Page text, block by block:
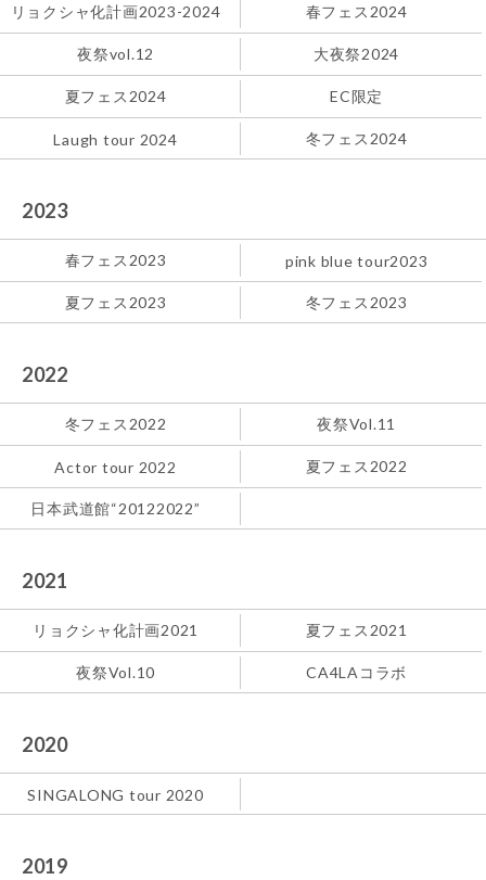
リョクシャ化計画2023-2024 春フェス2024
夜祭vol.12 大夜祭2024
夏フェス2024 EC限定
Laugh tour 2024 冬フェス2024
2023
春フェス2023 pink blue tour2023
夏フェス2023 冬フェス2023
2022
冬フェス2022 夜祭Vol.11
Actor tour 2022 夏フェス2022
日本武道館“20122022”
2021
リョクシャ化計画2021 夏フェス2021
夜祭Vol.10 CA4LAコラボ
2020
SINGALONG tour 2020
2019